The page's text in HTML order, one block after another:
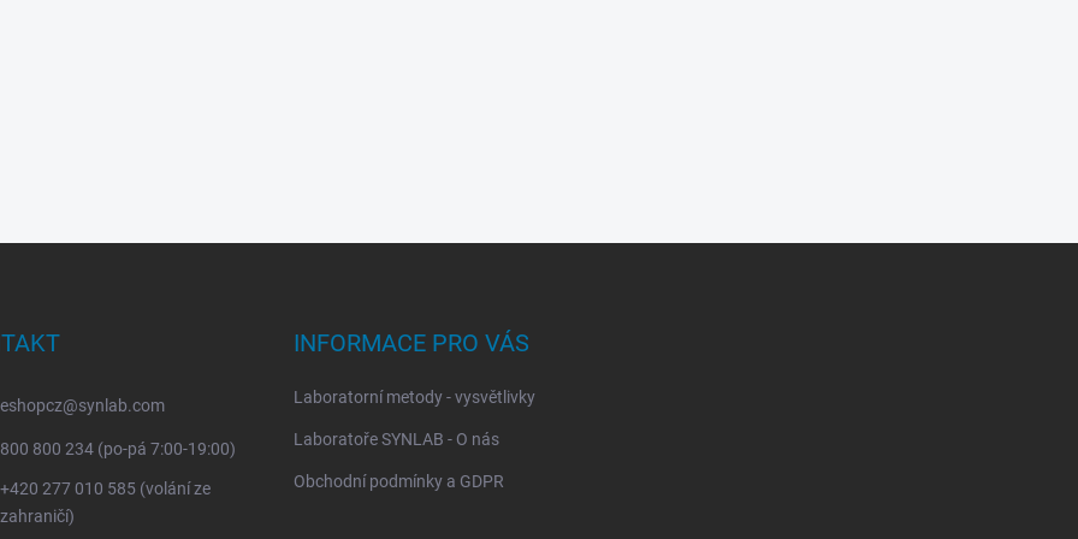
eshopcz@synlab.com
800 800 234 (po-pá 7:00-19:00)
+420 277 010 585 (volání ze
zahraničí)
INFORMACE PRO VÁS
Laboratorní metody - vysvětlivky
Laboratoře SYNLAB - O nás
Obchodní podmínky a GDPR